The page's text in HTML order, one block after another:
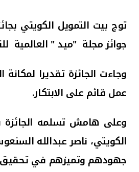
توج بيت التمويل الكويتي
جوائز مجلة "ميد " العالمية
وجاءت الجائزة تقديرا
عمل قائم على الابتكار.
وعلى هامش تسلمه الجائزة
الكويتي، ناصر عبدالله
جهودهم وتميزهم في تحقيق